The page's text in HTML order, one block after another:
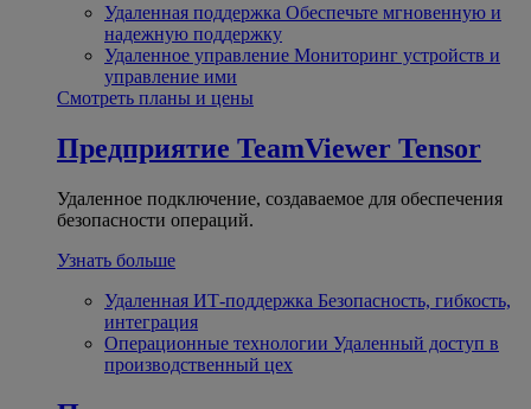
Удаленная поддержка Обеспечьте мгновенную и
надежную поддержку
Удаленное управление Мониторинг устройств и
управление ими
Смотреть планы и цены
Предприятие TeamViewer Tensor
Удаленное подключение, создаваемое для обеспечения
безопасности операций.
Узнать больше
Удаленная ИТ-поддержка Безопасность, гибкость,
интеграция
Операционные технологии Удаленный доступ в
производственный цех